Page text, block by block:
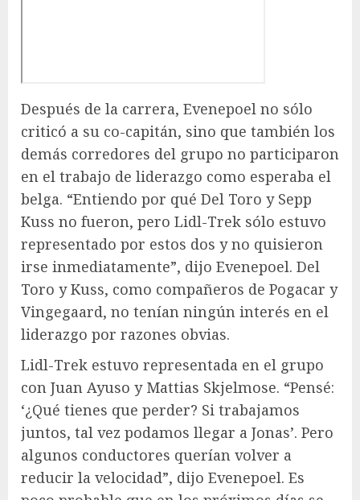
Después de la carrera, Evenepoel no sólo
criticó a su co-capitán, sino que también los
demás corredores del grupo no participaron
en el trabajo de liderazgo como esperaba el
belga. “Entiendo por qué Del Toro y Sepp
Kuss no fueron, pero Lidl-Trek sólo estuvo
representado por estos dos y no quisieron
irse inmediatamente”, dijo Evenepoel. Del
Toro y Kuss, como compañeros de Pogacar y
Vingegaard, no tenían ningún interés en el
liderazgo por razones obvias.
Lidl-Trek estuvo representada en el grupo
con Juan Ayuso y Mattias Skjelmose. “Pensé:
‘¿Qué tienes que perder? Si trabajamos
juntos, tal vez podamos llegar a Jonas’. Pero
algunos conductores querían volver a
reducir la velocidad”, dijo Evenepoel. Es